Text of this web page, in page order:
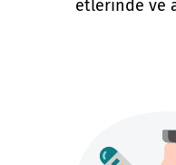
etlerinde ve